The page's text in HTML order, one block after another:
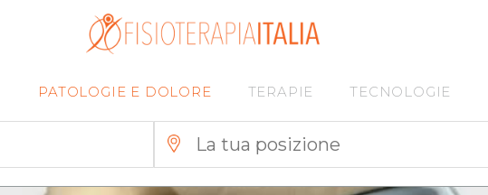
PATOLOGIE E DOLORE TERAPIE TECNOLOGIE